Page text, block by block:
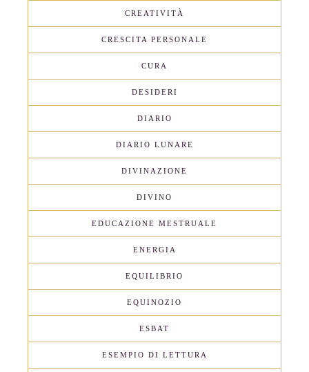
CREATIVITÀ
CRESCITA PERSONALE
CURA
DESIDERI
DIARIO
DIARIO LUNARE
DIVINAZIONE
DIVINO
EDUCAZIONE MESTRUALE
ENERGIA
EQUILIBRIO
EQUINOZIO
ESBAT
ESEMPIO DI LETTURA